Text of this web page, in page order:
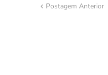
Postagem Anterior